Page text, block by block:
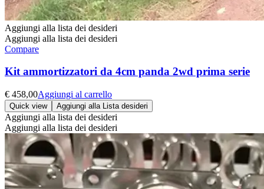
Aggiungi alla lista dei desideri
Aggiungi alla lista dei desideri
Compare
Kit ammortizzatori da 4cm panda 2wd prima serie
€ 458,00Aggiungi al carrello
Quick view Aggiungi alla Lista desideri
Aggiungi alla lista dei desideri
Aggiungi alla lista dei desideri